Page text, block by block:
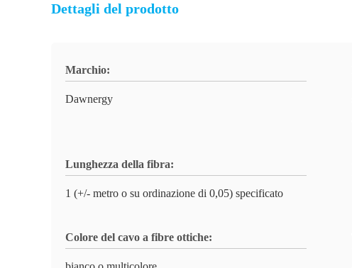
Dettagli del prodotto
Marchio:
Dawnergy
Lunghezza della fibra:
1 (+/- metro o su ordinazione di 0,05) specificato
Colore del cavo a fibre ottiche: